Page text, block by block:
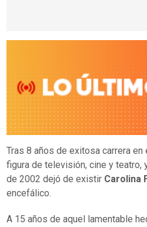
Tras 8 años de exitosa carrera
figura de televisión, cine y teatro,
de 2002 dejó de existir Carolina
encefálico.
A 15 años de aquel lamentable